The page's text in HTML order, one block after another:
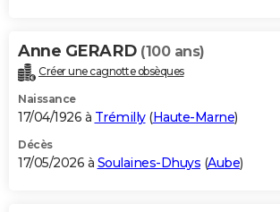
Anne GERARD (100 ans)
Créer une cagnotte obsèques
Naissance
17/04/1926 à Trémilly(Haute-Marne)
Décès
17/05/2026 à Soulaines-Dhuys (Aube)